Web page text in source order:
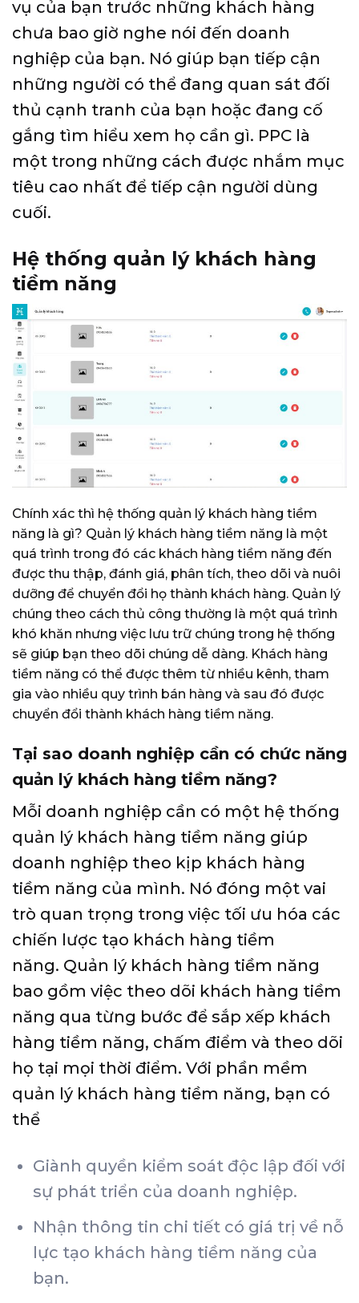
vụ của bạn trước những khách hàng
chưa bao giờ nghe nói đến doanh
nghiệp của bạn. Nó giúp bạn tiếp cận
những người có thể đang quan sát đối
thủ cạnh tranh của bạn hoặc đang cố
gắng tìm hiểu xem họ cần gì. PPC là
một trong những cách được nhắm mục
tiêu cao nhất để tiếp cận người dùng
cuối.
Hệ thống quản lý khách hàng
tiềm năng
Chính xác thì hệ thống quản lý khách hàng tiềm
năng là gì? Quản lý khách hàng tiềm năng là một
quá trình trong đó các khách hàng tiềm năng đến
được thu thập, đánh giá, phân tích, theo dõi và nuôi
dưỡng để chuyển đổi họ thành khách hàng. Quản lý
chúng theo cách thủ công thường là một quá trình
khó khăn nhưng việc lưu trữ chúng trong hệ thống
sẽ giúp bạn theo dõi chúng dễ dàng. Khách hàng
tiềm năng có thể được thêm từ nhiều kênh, tham
gia vào nhiều quy trình bán hàng và sau đó được
chuyển đổi thành khách hàng tiềm năng.
Tại sao doanh nghiệp cần có chức năng
quản lý khách hàng tiềm năng?
Mỗi doanh nghiệp cần có một hệ thống
quản lý khách hàng tiềm năng giúp
doanh nghiệp theo kịp khách hàng
tiềm năng của mình. Nó đóng một vai
trò quan trọng trong việc tối ưu hóa các
chiến lược tạo khách hàng tiềm
năng. Quản lý khách hàng tiềm năng
bao gồm việc theo dõi khách hàng tiềm
năng qua từng bước để sắp xếp khách
hàng tiềm năng, chấm điểm và theo dõi
họ tại mọi thời điểm. Với phần mềm
quản lý khách hàng tiềm năng, bạn có
thể
Giành quyền kiểm soát độc lập đối với
sự phát triển của doanh nghiệp.
Nhận thông tin chi tiết có giá trị về nỗ
lực tạo khách hàng tiềm năng của
bạn.